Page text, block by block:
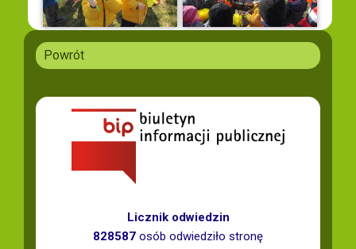
Powrót
Licznik odwiedzin
828587 osób odwiedziło stronę